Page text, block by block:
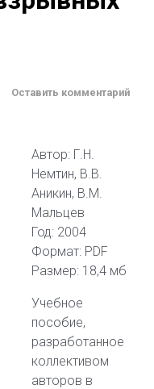
Оставить комментарий
Автор: Г.Н.
Немтин, В.В.
Аникин, В.М.
Мальцев
Год: 2004
Формат: PDF
Размер: 18,4 мб
Учебное
пособие,
разработанное
коллективом
авторов в